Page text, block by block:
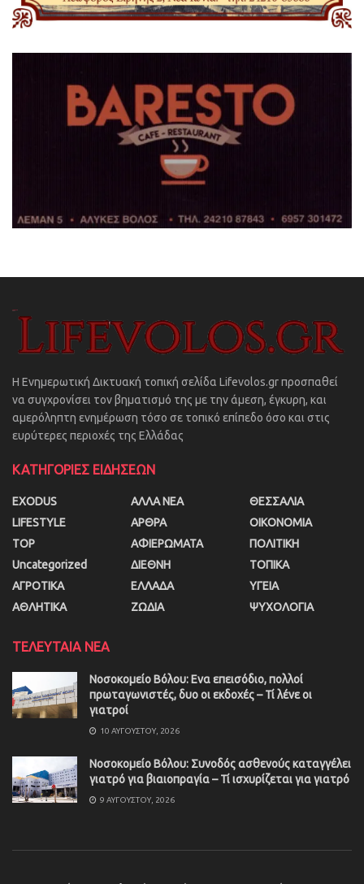
Η Ενημερωτική Δικτυακή τοπική σελίδα Lifevolos.gr προσπαθεί
να συγχρονίσει τον βηματισμό της με την άμεση, έγκυρη, και
αμερόληπτη ενημέρωση τόσο σε τοπικό επίπεδο όσο και στις
ευρύτερες περιοχές της Ελλάδας
ΚΑΤΗΓΟΡΙΕΣ ΕΙΔΗΣΕΩΝ
EXODUS
LIFESTYLE
TOP
Uncategorized
ΑΓΡΟΤΙΚΑ
ΑΘΛΗΤΙΚΑ
ΑΛΛΑ ΝΕΑ
ΑΡΘΡΑ
ΑΦΙΕΡΩΜΑΤΑ
ΔΙΕΘΝΗ
ΕΛΛΑΔΑ
ΖΩΔΙΑ
ΘΕΣΣΑΛΙΑ
ΟΙΚΟΝΟΜΙΑ
ΠΟΛΙΤΙΚΗ
ΤΟΠΙΚΑ
ΥΓΕΙΑ
ΨΥΧΟΛΟΓΙΑ
ΤΕΛΕΥΤΑΙΑ ΝΕΑ
Νοσοκομείο Βόλου: Ενα επεισόδιο, πολλοί
πρωταγωνιστές, δυο οι εκδοχές – Τί λένε οι
γιατροί
10 ΑΥΓΟΎΣΤΟΥ, 2026
Νοσοκομείο Βόλου: Συνοδός ασθενούς καταγγέλει
γιατρό για βιαιοπραγία – Τί ισχυρίζεται για γιατρό
9 ΑΥΓΟΎΣΤΟΥ, 2026